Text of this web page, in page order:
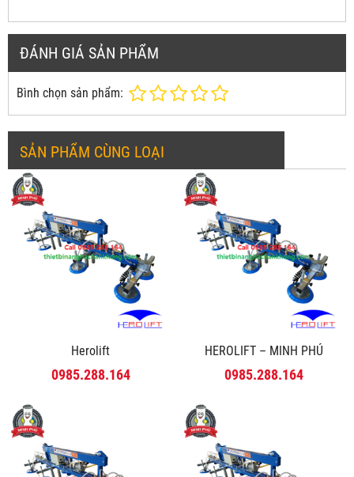
ĐÁNH GIÁ SẢN PHẨM
Bình chọn sản phẩm:
SẢN PHẨM CÙNG LOẠI
Herolift
0985.288.164
HEROLIFT – MINH PHÚ
0985.288.164